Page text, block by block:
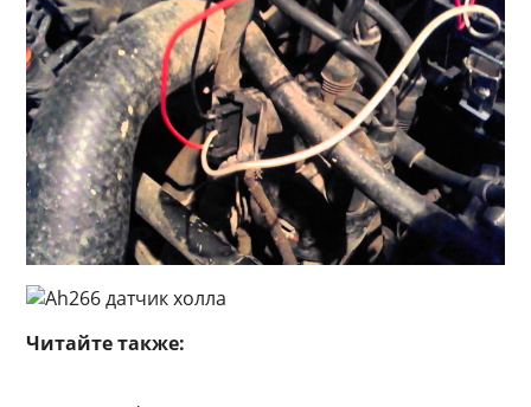
Читайте также: